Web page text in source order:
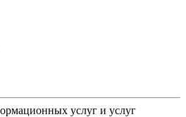
услуг и услуг